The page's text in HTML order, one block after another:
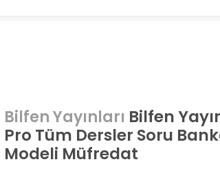
Bilfen Yayınları Bilfen
Pro Tüm Dersler Soru
Modeli Müfredat